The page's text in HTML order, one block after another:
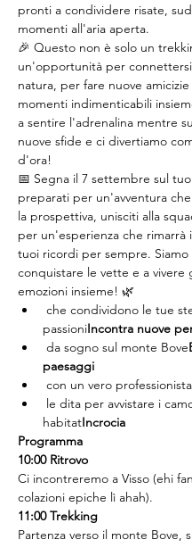
pronti a condividere risate,
momenti all'aria aperta.
🎉 Questo non è solo un
un'opportunità per
natura, per fare nuove
momenti indimenticabili
a sentire l'adrenalina mentre
nuove sfide e ci divertiamo
d'ora!
📅 Segna il 7 settembre sul
preparati per un'avventura
la prospettiva, unisciti alla
per un'esperienza che rimarrà
tuoi ricordi per sempre.
conquistare le vette e a vivere
emozioni insieme! 🌿
passioniIncontra nuove
da sogno sul monte Bove
paesaggi
con un vero professionista
habitatIncrocia
Programma
10:00 Ritrovo
Ci incontreremo a Visso (ehi
colazioni epiche lì ahah).
11:00 Trekking
Partenza verso il monte Bove,